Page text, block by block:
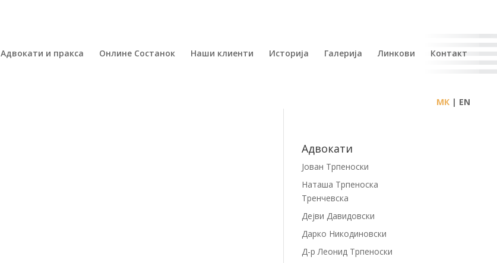
Адвокати и пракса Онлине Состанок Наши клиенти Историја Галерија Линкови Контакт
| EN
Адвокати
Јован Трпеноски
Наташа Трпеноска
Тренчевска
Дејви Давидовски
Дарко Никодиновски
Д-р Леонид Трпеноски